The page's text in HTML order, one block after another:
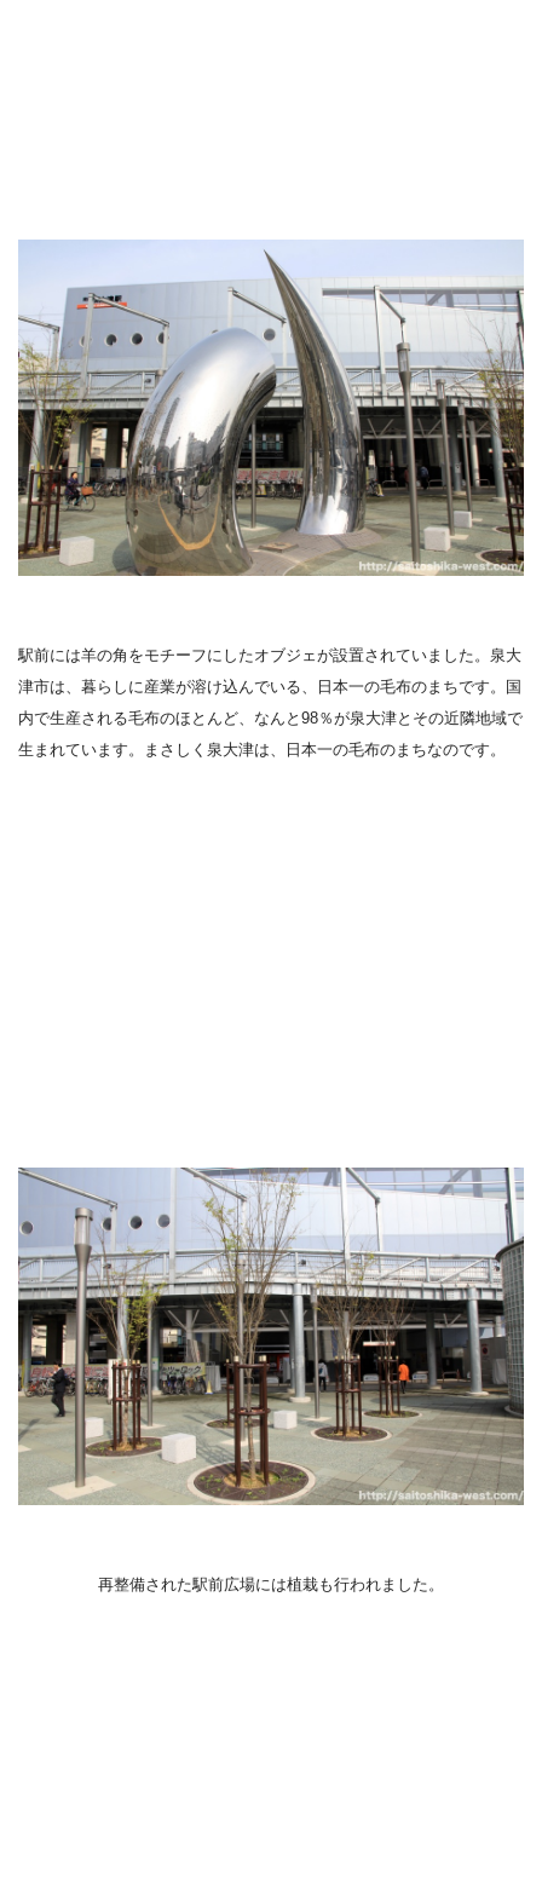
駅前には羊の角をモチーフにしたオブジェが設置されていました。 泉大
津市は、暮らしに産業が溶け込んでいる、日本一の毛布のまちです。国
内で生産される毛布のほとんど、なんと98％が泉大津とその近隣地域で
生まれています。まさしく泉大津は、日本一の毛布のまちなのです。
再整備された駅前広場には植栽も行われました。